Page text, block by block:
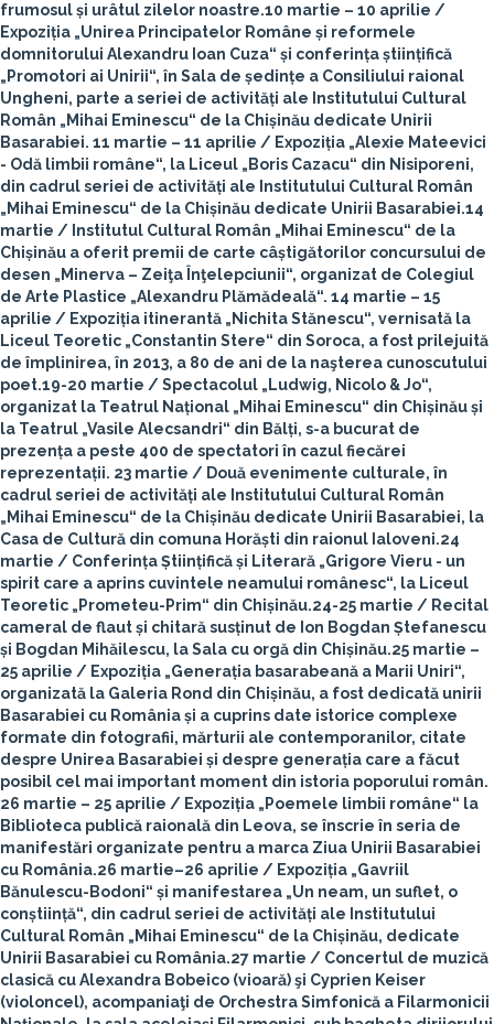
frumosul și urâtul zilelor noastre.10 martie – 10 aprilie /
Expoziția „Unirea Principatelor Române și reformele
domnitorului Alexandru Ioan Cuza“ și conferința științifică
„Promotori ai Unirii“, în Sala de ședințe a Consiliului raional
Ungheni, parte a seriei de activități ale Institutului Cultural
Român „Mihai Eminescu“ de la Chișinău dedicate Unirii
Basarabiei. 11 martie – 11 aprilie / Expoziția „Alexie Mateevici
- Odă limbii române“, la Liceul „Boris Cazacu“ din Nisiporeni,
din cadrul seriei de activități ale Institutului Cultural Român
„Mihai Eminescu“ de la Chișinău dedicate Unirii Basarabiei.14
martie / Institutul Cultural Român „Mihai Eminescu“ de la
Chișinău a oferit premii de carte câștigătorilor concursului de
desen „Minerva – Zeiţa Înţelepciunii“, organizat de Colegiul
de Arte Plastice „Alexandru Plămădeală“. 14 martie – 15
aprilie / Expoziția itinerantă „Nichita Stănescu“, vernisată la
Liceul Teoretic „Constantin Stere“ din Soroca, a fost prilejuită
de împlinirea, în 2013, a 80 de ani de la naşterea cunoscutului
poet.19-20 martie / Spectacolul „Ludwig, Nicolo & Jo“,
organizat la Teatrul Național „Mihai Eminescu“ din Chișinău și
la Teatrul „Vasile Alecsandri“ din Bălți, s-a bucurat de
prezența a peste 400 de spectatori în cazul fiecărei
reprezentații. 23 martie / Două evenimente culturale, în
cadrul seriei de activități ale Institutului Cultural Român
„Mihai Eminescu“ de la Chișinău dedicate Unirii Basarabiei, la
Casa de Cultură din comuna Horăști din raionul Ialoveni.24
martie / Conferința Științifică și Literară „Grigore Vieru - un
spirit care a aprins cuvintele neamului românesc“, la Liceul
Teoretic „Prometeu-Prim“ din Chișinău.24-25 martie / Recital
cameral de flaut și chitară susținut de Ion Bogdan Ștefanescu
și Bogdan Mihăilescu, la Sala cu orgă din Chișinău.25 martie –
25 aprilie / Expoziția „Generația basarabeană a Marii Uniri“,
organizată la Galeria Rond din Chișinău, a fost dedicată unirii
Basarabiei cu România și a cuprins date istorice complexe
formate din fotografii, mărturii ale contemporanilor, citate
despre Unirea Basarabiei și despre generația care a făcut
posibil cel mai important moment din istoria poporului român.
26 martie – 25 aprilie / Expoziția „Poemele limbii române“ la
Biblioteca publică raională din Leova, se înscrie în seria de
manifestări organizate pentru a marca Ziua Unirii Basarabiei
cu România.26 martie–26 aprilie / Expoziția „Gavriil
Bănulescu-Bodoni“ și manifestarea „Un neam, un suflet, o
conștiință“, din cadrul seriei de activități ale Institutului
Cultural Român „Mihai Eminescu“ de la Chișinău, dedicate
Unirii Basarabiei cu România.27 martie / Concertul de muzică
clasică cu Alexandra Bobeico (vioară) şi Cyprien Keiser
(violoncel), acompaniaţi de Orchestra Simfonică a Filarmonicii